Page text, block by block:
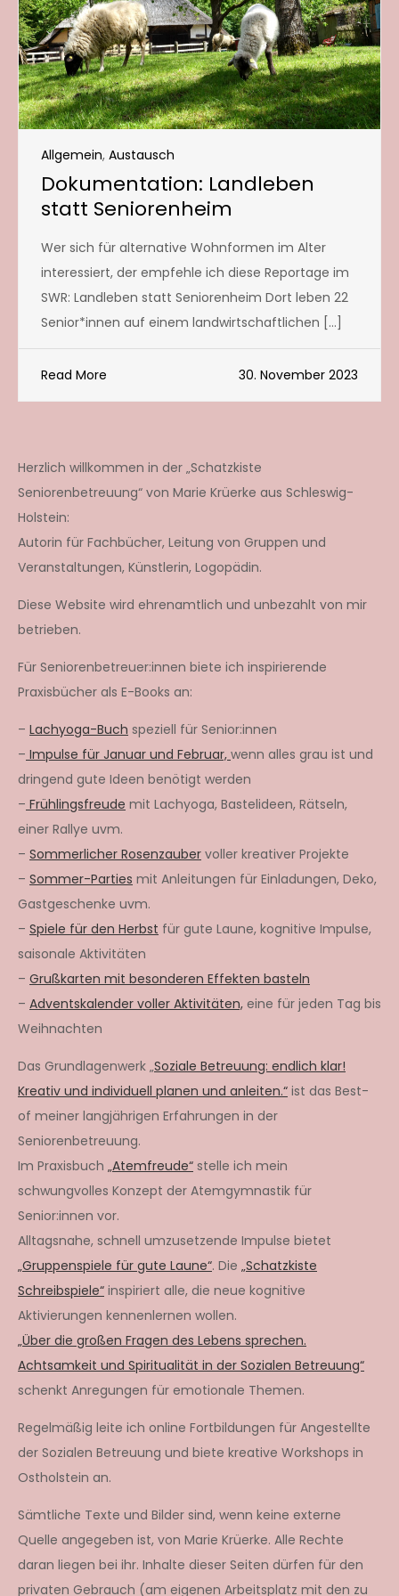
Allgemein, Austausch
Dokumentation: Landleben
statt Seniorenheim
Wer sich für alternative Wohnformen im Alter
interessiert, der empfehle ich diese Reportage im
SWR: Landleben statt Seniorenheim Dort leben 22
Senior*innen auf einem landwirtschaftlichen […]
Read More 30. November 2023
Herzlich willkommen in der „Schatzkiste
Seniorenbetreuung“ von Marie Krüerke aus Schleswig-
Holstein:
Autorin für Fachbücher, Leitung von Gruppen und
Veranstaltungen, Künstlerin, Logopädin.
Diese Website wird ehrenamtlich und unbezahlt von mir
betrieben.
Für Seniorenbetreuer:innen biete ich inspirierende
Praxisbücher als E-Books an:
– Lachyoga-Buch speziell für Senior:innen
– Impulse für Januar und Februar, wenn alles grau ist und
dringend gute Ideen benötigt werden
– Frühlingsfreude mit Lachyoga, Bastelideen, Rätseln,
einer Rallye uvm.
– Sommerlicher Rosenzauber voller kreativer Projekte
– Sommer-Parties mit Anleitungen für Einladungen, Deko,
Gastgeschenke uvm.
– Spiele für den Herbst für gute Laune, kognitive Impulse,
saisonale Aktivitäten
– Grußkarten mit besonderen Effekten basteln
– Adventskalender voller Aktivitäten, eine für jeden Tag bis
Weihnachten
Das Grundlagenwerk „Soziale Betreuung: endlich klar!
Kreativ und individuell planen und anleiten.“ ist das Best-
of meiner langjährigen Erfahrungen in der
Seniorenbetreuung.
Im Praxisbuch „Atemfreude“ stelle ich mein
schwungvolles Konzept der Atemgymnastik für
Senior:innen vor.
Alltagsnahe, schnell umzusetzende Impulse bietet
„Gruppenspiele für gute Laune“. Die „Schatzkiste
Schreibspiele“ inspiriert alle, die neue kognitive
Aktivierungen kennenlernen wollen.
„Über die großen Fragen des Lebens sprechen.
Achtsamkeit und Spiritualität in der Sozialen Betreuung“
schenkt Anregungen für emotionale Themen.
Regelmäßig leite ich online Fortbildungen für Angestellte
der Sozialen Betreuung und biete kreative Workshops in
Ostholstein an.
Sämtliche Texte und Bilder sind, wenn keine externe
Quelle angegeben ist, von Marie Krüerke. Alle Rechte
daran liegen bei ihr. Inhalte dieser Seiten dürfen für den
privaten Gebrauch (am eigenen Arbeitsplatz mit den zu